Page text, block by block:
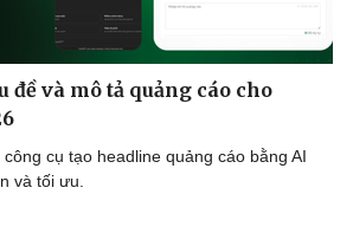
đề và mô tả quảng cáo cho
cụ tạo headline quảng cáo bằng AI
và tối ưu.